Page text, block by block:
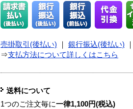
売掛取引(後払い) 銀行振込(後払い)
⇒支払方法について詳しくはこちら
送料について
1つのご注文毎に一律1,100円(税込)